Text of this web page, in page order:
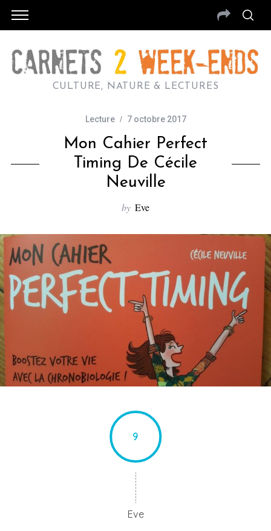
CULTURE, NATURE & LECTURES
Lecture 7 octobre 2017
Mon Cahier Perfect
Timing De Cécile
Neuville
by Eve
9
Eve